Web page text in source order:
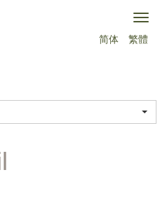
简体 繁體